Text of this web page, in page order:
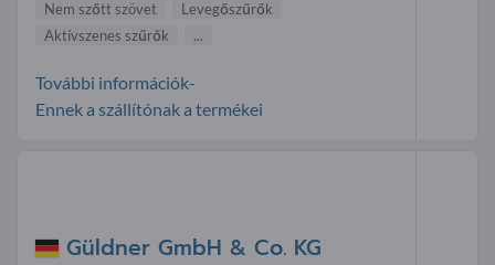
Nem szőtt szövet
Levegőszűrők
Aktívszenes szűrők
...
További információk-
Ennek a szállítónak a termékei
Güldner GmbH & Co. KG